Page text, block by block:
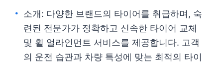
소개: 다양한 브랜드의 타이어를 취급하며, 숙
련된 전문가가 정확하고 신속한 타이어 교체
및 휠 얼라인먼트 서비스를 제공합니다. 고객
의 운전 습관과 차량 특성에 맞는 최적의 타이